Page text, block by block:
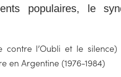
populaires, le
contre l’Oubli et le
en Argentine (1976-1984)